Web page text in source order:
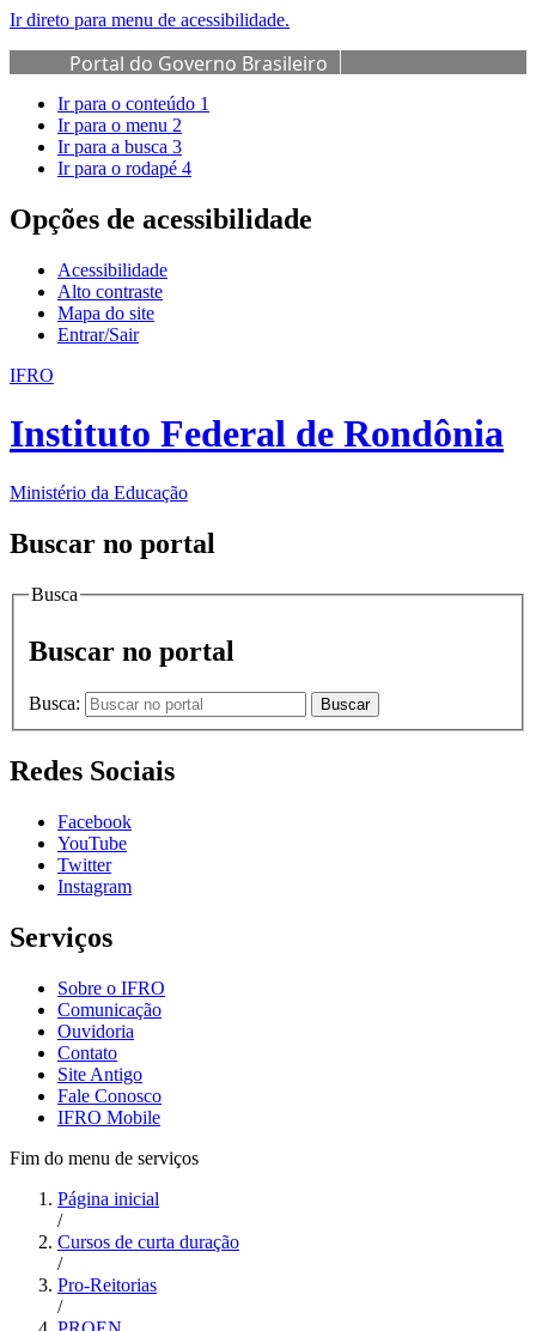
Ir direto para menu de acessibilidade.
Portal do Governo Brasileiro
Ir para o conteúdo 1
Ir para o menu 2
Ir para a busca 3
Ir para o rodapé 4
Opções de acessibilidade
Acessibilidade
Alto contraste
Mapa do site
Entrar/Sair
IFRO
Instituto Federal de Rondônia
Ministério da Educação
Buscar no portal
Busca
Buscar no portal
Busca: Buscar
Redes Sociais
Facebook
YouTube
Twitter
Instagram
Serviços
Sobre o IFRO
Comunicação
Ouvidoria
Contato
Site Antigo
Fale Conosco
IFRO Mobile
Fim do menu de serviços
Página inicial
/
Cursos de curta duração
/
Pro-Reitorias
/